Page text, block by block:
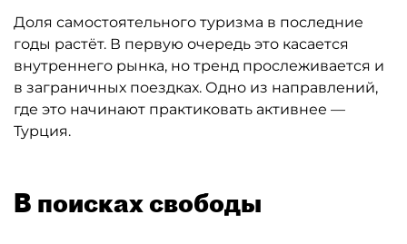
Доля самостоятельного туризма в последние
годы растёт. В первую очередь это касается
внутреннего рынка, но тренд прослеживается и
в заграничных поездках. Одно из направлений,
где это начинают практиковать активнее —
Турция.
В поисках свободы